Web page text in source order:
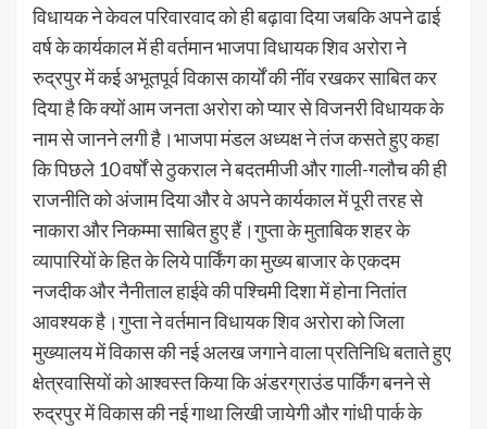
विधायक ने केवल परिवारवाद को ही बढ़ावा दिया जबकि अपने ढाई
वर्ष के कार्यकाल में ही वर्तमान भाजपा विधायक शिव अरोरा ने
रुद्रपुर में कई अभूतपूर्व विकास कार्यों की नींव रखकर साबित कर
दिया है कि क्यों आम जनता अरोरा को प्यार से विजनरी विधायक के
नाम से जानने लगी है।भाजपा मंडल अध्यक्ष ने तंज कसते हुए कहा
कि पिछले 10 वर्षों से ठुकराल ने बदतमीजी और गाली-गलौच की ही
राजनीति को अंजाम दिया और वे अपने कार्यकाल में पूरी तरह से
नाकारा और निकम्मा साबित हुए हैं।गुप्ता के मुताबिक शहर के
व्यापारियों के हित के लिये पार्किंग का मुख्य बाजार के एकदम
नजदीक और नैनीताल हाईवे की पश्चिमी दिशा में होना नितांत
आवश्यक है।गुप्ता ने वर्तमान विधायक शिव अरोरा को जिला
मुख्यालय में विकास की नई अलख जगाने वाला प्रतिनिधि बताते हुए
क्षेत्रवासियों को आश्वस्त किया कि अंडरग्राउंड पार्किंग बनने से
रुद्रपुर में विकास की नई गाथा लिखी जायेगी और गांधी पार्क के